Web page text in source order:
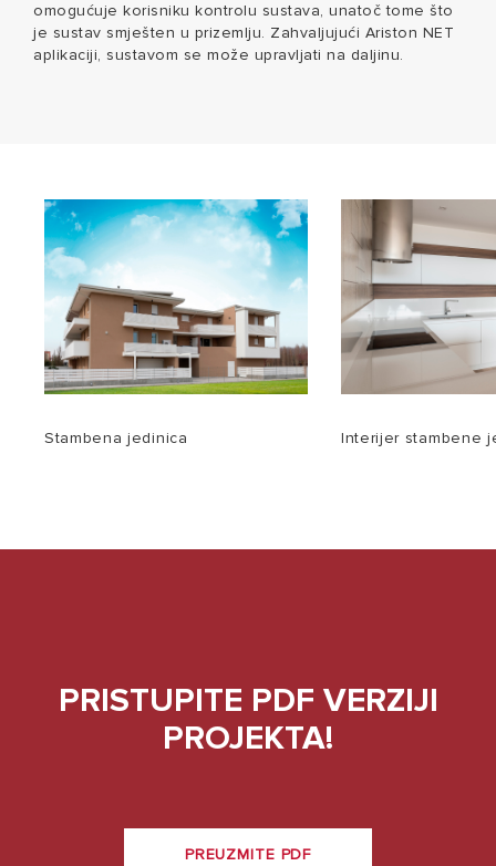
omogućuje korisniku kontrolu sustava, unatoč tome što
je sustav smješten u prizemlju. Zahvaljujući Ariston NET
aplikaciji, sustavom se može upravljati na daljinu.
Stambena jedinica Interijer stambene
PRISTUPITE PDF VERZIJI
PROJEKTA!
PREUZMITE PDF